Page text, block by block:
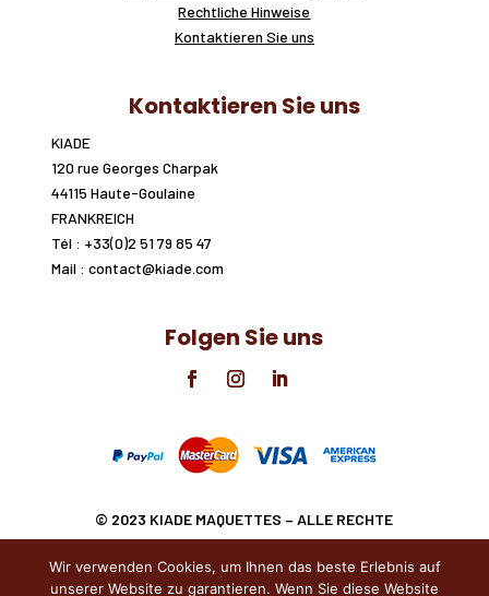
Rechtliche Hinweise
Kontaktieren Sie uns
Kontaktieren Sie uns
KIADE
120 rue Georges Charpak
44115 Haute-Goulaine
FRANKREICH
Tél : +33(0)2 51 79 85 47
Mail : contact@kiade.com
Folgen Sie uns
© 2023 KIADE MAQUETTES – ALLE RECHTE
VORBEHALTEN.
Wir verwenden Cookies, um Ihnen das beste Erlebnis auf
unserer Website zu garantieren. Wenn Sie diese Website